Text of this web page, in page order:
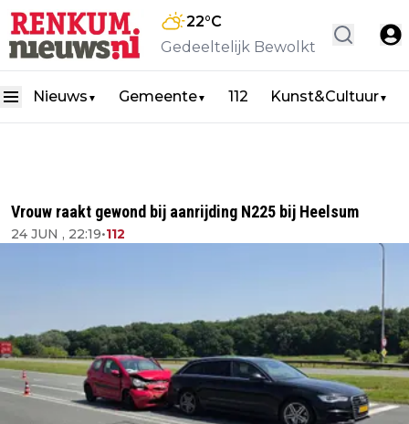
22°C
Gedeeltelijk Bewolkt
Nieuws ▼ Gemeente▼ 112 Kunst&Cultuur▼
Vrouw raakt gewond bij aanrijding N225 bij Heelsum
24 JUN , 22:19•112